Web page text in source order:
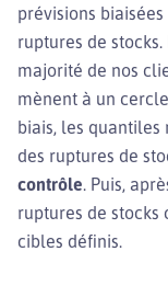
prévisions
ruptures de
majorité de nos
mènent à un
biais, les
des ruptures de
contrôle. Puis,
ruptures de stocks
cibles définis.